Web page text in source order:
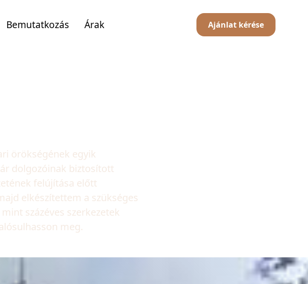
Bemutatkozás Árak Ajánlat kérése
örökségének egyik
dolgozóinak biztosított
felújítása előtt
elkészítettem a szükséges
százéves szerkezetek
meg.